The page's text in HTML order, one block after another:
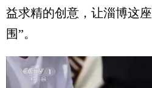
益求精的创意，让淄博这
围”。